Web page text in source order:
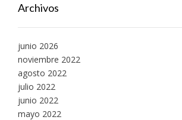
Archivos
junio 2026
noviembre 2022
agosto 2022
julio 2022
junio 2022
mayo 2022